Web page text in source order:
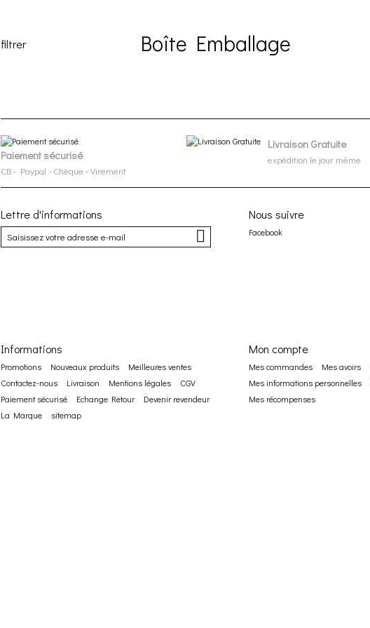
Boîte Emballage
filtrer Boîte Emballage
Paiement sécurisé
CB - Paypal - Chèque - Virement
Livraison Gratuite
expédition le jour même
Lettre d'informations Nous suivre
Facebook
Informations
Promotions Nouveaux produits
Meilleures ventes
Contactez-nous
Livraison Mentions légales
CGV
Paiement sécurisé
Echange Retour
Devenir revendeur
La Marque
sitemap
Mon compte
Mes commandes Mes avoirs
Mes informations personnelles
Mes récompenses